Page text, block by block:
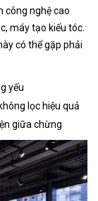
công nghệ cao
máy tạo kiểu tóc.
có thể gặp phải
yếu
lọc hiệu quả
giữa chừng